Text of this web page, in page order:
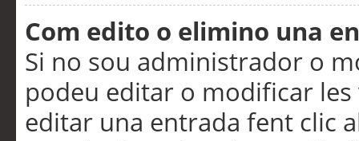
Com edito o elimino una
Si no sou administrador o
podeu editar o modificar
editar una entrada fent clic